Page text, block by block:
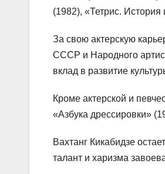
(1982), «Тетрис. История
За свою актерскую
СССР и Народного
вклад в развитие
Кроме актерской и
«Азбука дрессировки»
Вахтанг Кикабидзе
талант и харизма